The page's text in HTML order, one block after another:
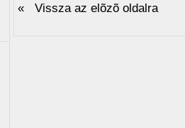
« Vissza az elõzõ oldalra